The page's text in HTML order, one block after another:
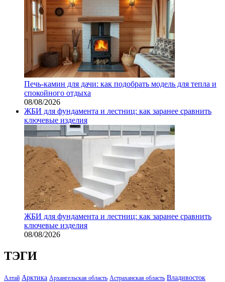
Печь-камин для дачи: как подобрать модель для тепла и
спокойного отдыха
08/08/2026
ЖБИ для фундамента и лестниц: как заранее сравнить
ключевые изделия
ЖБИ для фундамента и лестниц: как заранее сравнить
ключевые изделия
08/08/2026
ТЭГИ
Алтай Арктика Архангельская область Астраханская область Владивосток